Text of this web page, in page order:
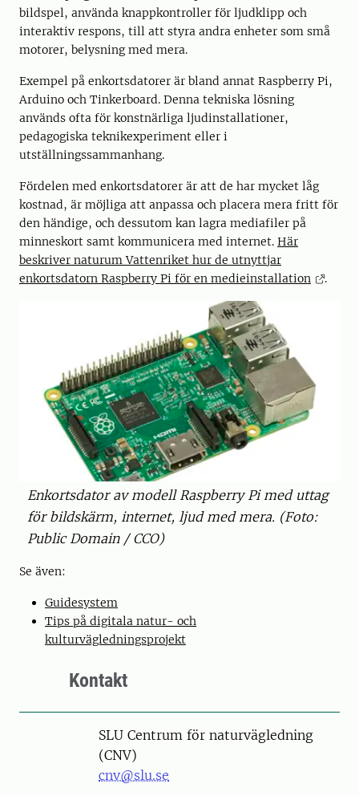
bildspel, använda knappkontroller för ljudklipp och
interaktiv respons, till att styra andra enheter som små
motorer, belysning med mera.
Exempel på enkortsdatorer är bland annat Raspberry Pi,
Arduino och Tinkerboard. Denna tekniska lösning
används ofta för konstnärliga ljudinstallationer,
pedagogiska teknikexperiment eller i
utställningssammanhang.
Fördelen med enkortsdatorer är att de har mycket låg
kostnad, är möjliga att anpassa och placera mera fritt för
den händige, och dessutom kan lagra mediafiler på
minneskort samt kommunicera med internet. Här
beskriver naturum Vattenriket hur de utnyttjar
enkortsdatorn Raspberry Pi för en medieinstallation
.
Enkortsdator av modell Raspberry Pi med uttag
för bildskärm, internet, ljud med mera. (Foto:
Public Domain / CCO)
Se även:
Guidesystem
Tips på digitala natur- och
kulturvägledningsprojekt
Kontakt
SLU Centrum för naturvägledning
(CNV)
cnv@slu.se